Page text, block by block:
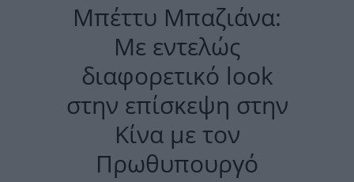
Μπέττυ Μπαζιάνα:
Με εντελώς
διαφορετικό look
στην επίσκεψη στην
Κίνα με τον
Πρωθυπουργό